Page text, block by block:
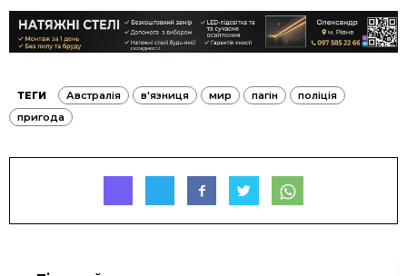
ТЕГИ Австралія в'язниця мир пагін
поліція
пригода